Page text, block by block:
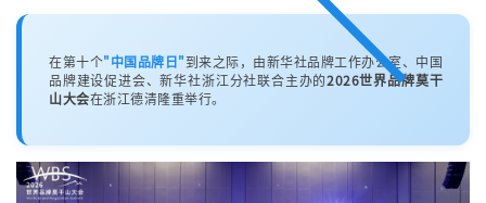
在第十个"中国品牌日"到来之际，由新华社品牌工作办公室、中国
品牌建设促进会、新华社浙江分社联合主办的2026世界品牌莫干
山大会在浙江德清隆重举行。